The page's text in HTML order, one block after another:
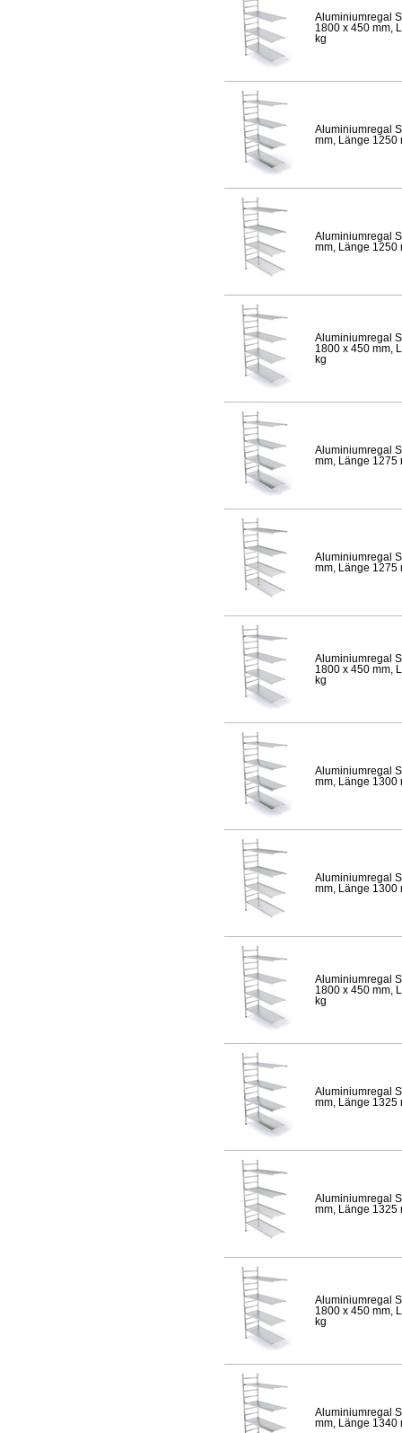
Aluminiumregal
1800 x 450 mm,
kg
Aluminiumregal
mm, Länge 1250
Aluminiumregal
mm, Länge 1250
Aluminiumregal
1800 x 450 mm,
kg
Aluminiumregal
mm, Länge 1275
Aluminiumregal
mm, Länge 1275
Aluminiumregal
1800 x 450 mm,
kg
Aluminiumregal
mm, Länge 1300
Aluminiumregal
mm, Länge 1300
Aluminiumregal
1800 x 450 mm,
kg
Aluminiumregal
mm, Länge 1325
Aluminiumregal
mm, Länge 1325
Aluminiumregal
1800 x 450 mm,
kg
Aluminiumregal
mm, Länge 1340